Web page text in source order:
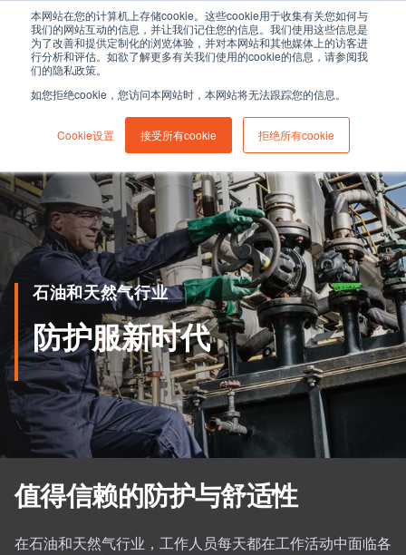
本网站在您的计算机上存储cookie。这些cookie用于收集有关您如何与
我们的网站互动的信息，并让我们记住您的信息。我们使用这些信息是
为了改善和提供定制化的浏览体验，并对本网站和其他媒体上的访客进
行分析和评估。如欲了解更多有关我们使用的cookie的信息，请参阅我
们的隐私政策。
如您拒绝cookie，您访问本网站时，本网站将无法跟踪您的信息。
Cookie设置 接受所有cookie 拒绝所有cookie
石油和天然气行业
防护服新时代
值得信赖的防护与舒适性
在石油和天然气行业，工作人员每天都在工作活动中面临各